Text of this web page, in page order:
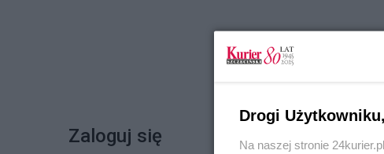
Zaloguj się
Drogi Użytkowniku,
Na naszej stronie